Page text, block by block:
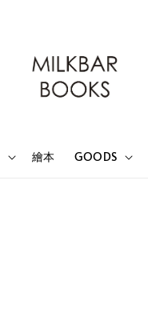
繪本 GOODS